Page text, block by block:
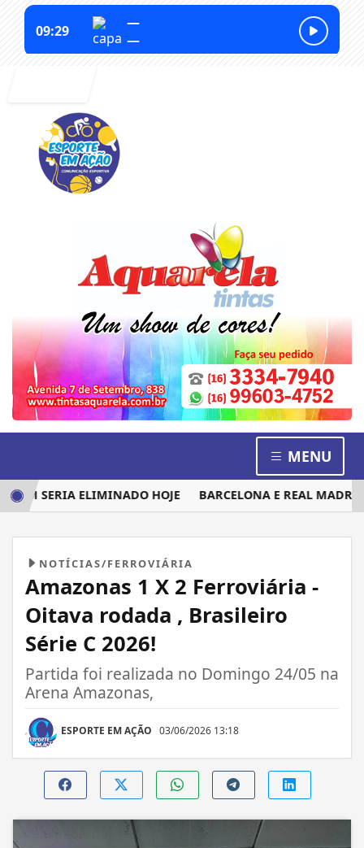
MENU
SERIA ELIMINADO HOJE BARCELONA E REAL MADRID
NOTÍCIAS/FERROVIÁRIA
Amazonas 1 X 2 Ferroviária -
Oitava rodada , Brasileiro
Série C 2026!
Partida foi realizada no Domingo 24/05 na
Arena Amazonas,
ESPORTE EM AÇÃO 03/06/2026 13:18